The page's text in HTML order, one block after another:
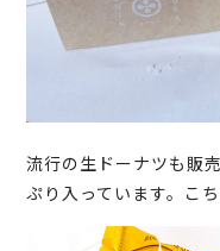
流行の生ドーナツも販
ぷり入っています。こ